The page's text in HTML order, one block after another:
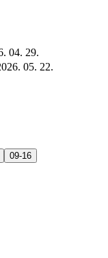
04. 29.
05. 22.
09-16